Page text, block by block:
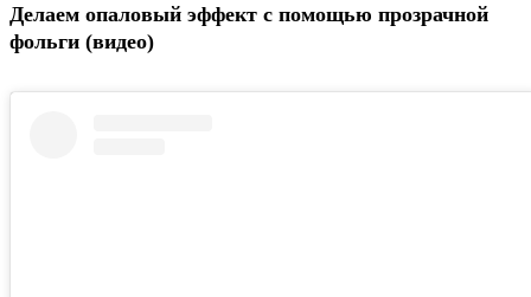
Делаем опаловый эффект с помощью прозрачной
фольги (видео)